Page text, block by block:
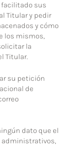
facilitado sus
Titular y pedir
y cómo
los mismos,
la
Titular.
su petición
de
dato que el
administrativos,